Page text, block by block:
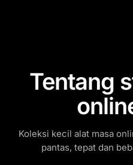
Tentang
Koleksi kecil alat masa
pantas, tepat dan